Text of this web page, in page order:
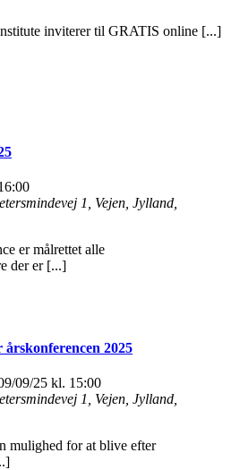
inviterer til GRATIS online [...]
1, Vejen, Jylland,
er målrettet alle
der er [...]
2025
09/25 kl. 15:00
1, Vejen, Jylland,
mulighed for at blive efter